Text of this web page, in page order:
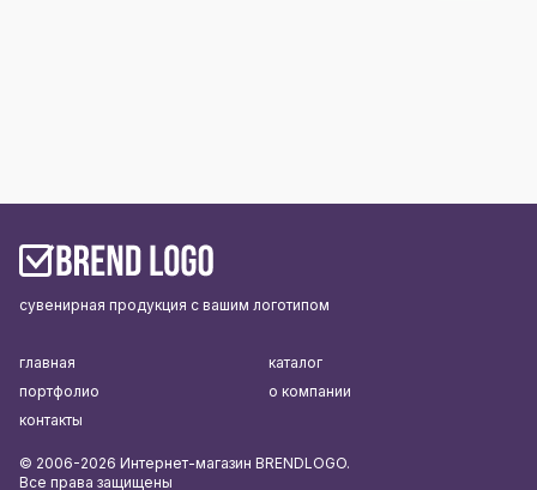
сувенирная продукция с вашим логотипом
главная
каталог
портфолио
о компании
контакты
© 2006-2026 Интернет-магазин BRENDLOGO.
Все права защищены